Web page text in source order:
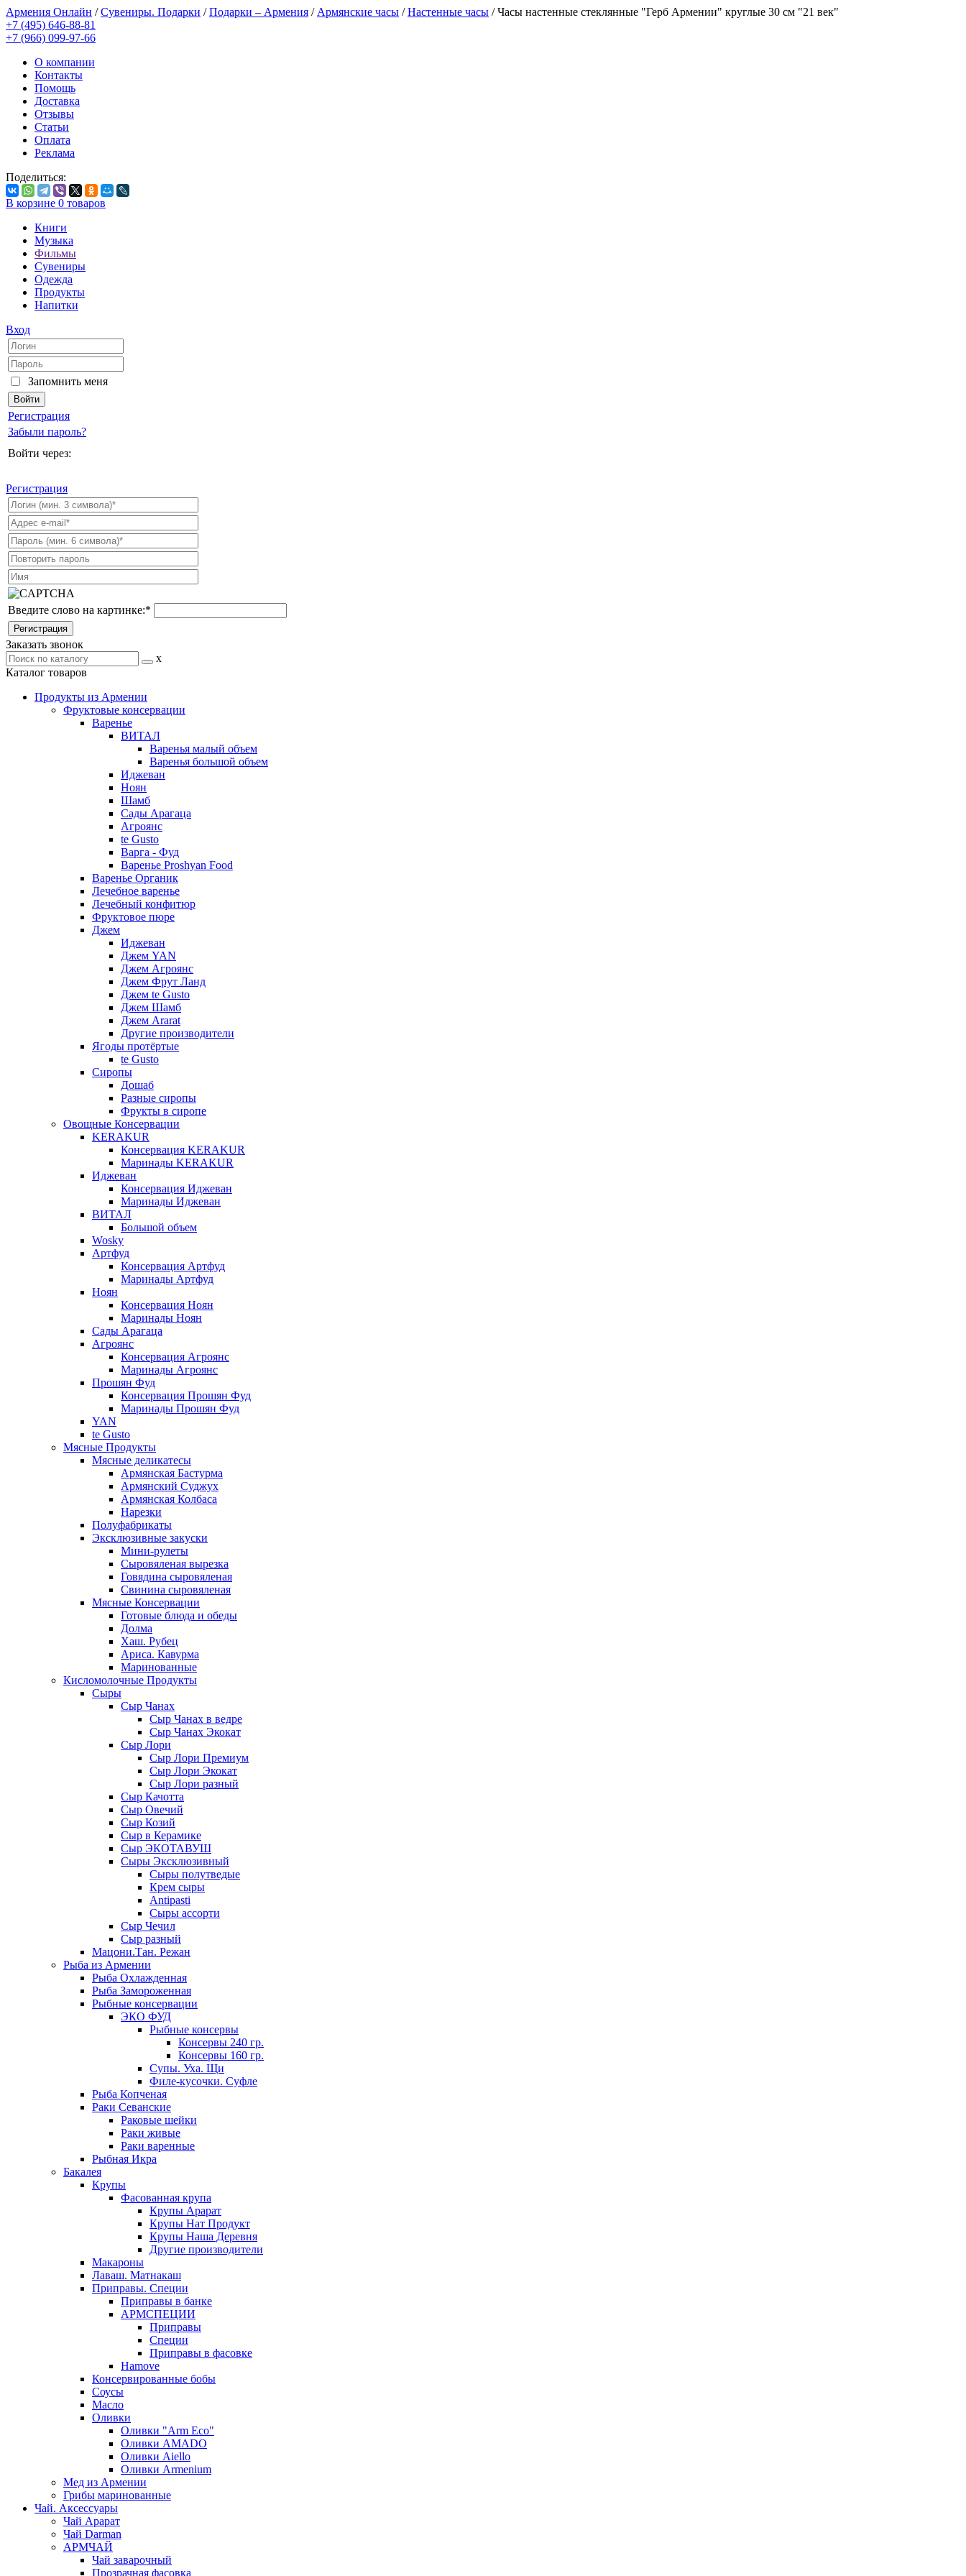
Армения Онлайн /Сувениры. Подарки /Подарки – Армения / Армянские часы /Настенные часы /Часы настенные стеклянные "Герб Армении" круглые 30 см "21 век"
+7 (495) 646-88-81
+7 (966) 099-97-66
О компании
Контакты
Помощь
Доставка
Отзывы
Статьи
Оплата
Реклама
Поделиться:
В корзине 0 товаров
Книги
Музыка
Фильмы
Сувениры
Одежда
Продукты
Напитки
Вход
Запомнить меня
Регистрация
Забыли пароль?
Войти через:
Регистрация
Введите слово на картинке:*
Заказать звонок
x
Каталог товаров
Продукты из Армении
Фруктовые консервации
Варенье
ВИТАЛ
Варенья малый объем
Варенья большой объем
Иджеван
Ноян
Шамб
Сады Арагаца
Агроянс
te Gusto
Варга - Фуд
Варенье Proshyan Food
Варенье Органик
Лечебное варенье
Лечебный конфитюр
Фруктовое пюре
Джем
Иджеван
Джем YAN
Джем Агроянс
Джем Фрут Ланд
Джем te Gusto
Джем Шамб
Джем Ararat
Другие производители
Ягоды протёртые
te Gusto
Сиропы
Дошаб
Разные сиропы
Фрукты в сиропе
Овощные Консервации
KERAKUR
Консервация KERAKUR
Маринады KERAKUR
Иджеван
Консервация Иджеван
Маринады Иджеван
ВИТАЛ
Большой объем
Wosky
Артфуд
Консервация Артфуд
Маринады Артфуд
Ноян
Консервация Ноян
Маринады Ноян
Сады Арагаца
Агроянс
Консервация Агроянс
Маринады Агроянс
Прошян Фуд
Консервация Прошян Фуд
Маринады Прошян Фуд
YAN
te Gusto
Мясные Продукты
Мясные деликатесы
Армянская Бастурма
Армянский Суджух
Армянская Колбаса
Нарезки
Полуфабрикаты
Эксклюзивные закуски
Мини-рулеты
Сыровяленая вырезка
Говядина сыровяленая
Свинина сыровяленая
Мясные Консервации
Готовые блюда и обеды
Долма
Хаш. Рубец
Ариса. Кавурма
Маринованные
Кисломолочные Продукты
Сыры
Сыр Чанах
Сыр Чанах в ведре
Сыр Чанах Экокат
Сыр Лори
Сыр Лори Премиум
Сыр Лори Экокат
Сыр Лори разный
Сыр Качотта
Сыр Овечий
Сыр Козий
Сыр в Керамике
Сыр ЭКОТАВУШ
Сыры Эксклюзивный
Сыры полутведые
Крем сыры
Antipasti
Сыры ассорти
Сыр Чечил
Сыр разный
Мацони.Тан. Режан
Рыба из Армении
Рыба Охлажденная
Рыба Замороженная
Рыбные консервации
ЭКО ФУД
Рыбные консервы
Консервы 240 гр.
Консервы 160 гр.
Супы. Уха. Щи
Филе-кусочки. Суфле
Рыба Копченая
Раки Севанские
Раковые шейки
Раки живые
Раки варенные
Рыбная Икра
Бакалея
Крупы
Фасованная крупа
Крупы Арарат
Крупы Нат Продукт
Крупы Наша Деревня
Другие производители
Макароны
Лаваш. Матнакаш
Приправы. Специи
Приправы в банке
АРМСПЕЦИИ
Приправы
Специи
Приправы в фасовке
Hamove
Консервированные бобы
Соусы
Масло
Оливки
Оливки "Arm Eco"
Оливки AMADO
Оливки Aiello
Оливки Armenium
Мед из Армении
Грибы маринованные
Чай. Аксессуары
Чай Арарат
Чай Darman
АРМЧАЙ
Чай заварочный
Прозрачная фасовка